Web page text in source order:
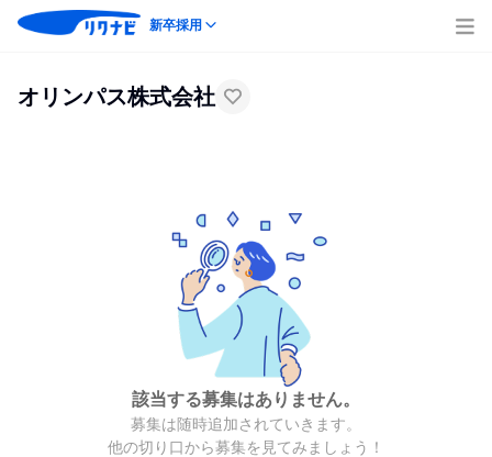
新卒採用
オリンパス株式会社
該当する募集はありません。
募集は随時追加されていきます。
他の切り口から募集を見てみましょう！